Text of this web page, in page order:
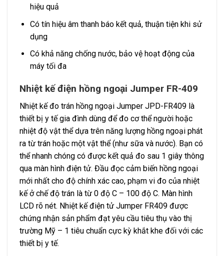
hiệu quả
Có tín hiệu âm thanh báo kết quả, thuận tiện khi sử
dụng
Có khả năng chống nước, bảo vệ hoạt động của
máy tối đa
Nhiệt kế điện hồng ngoại Jumper FR-409
Nhiệt kế đo trán hồng ngoại Jumper JPD-FR409 là
thiết bị y tế gia đình dùng để đo cơ thể người hoặc
nhiệt độ vật thể dựa trên năng lượng hồng ngoại phát
ra từ trán hoặc một vật thể (như sữa và nước). Bạn có
thể nhanh chóng có được kết quả đo sau 1 giây thông
qua màn hình điện tử. Đầu đọc cảm biến hồng ngoại
mới nhất cho độ chính xác cao, phạm vi đo của nhiệt
kế ở chế độ trán là từ 0 độ C – 100 độ C. Màn hình
LCD rõ nét. Nhiệt kế điện tử Jumper FR409 được
chứng nhận sản phẩm đạt yêu cầu tiêu thụ vào thị
trường Mỹ – 1 tiêu chuẩn cực kỳ khắt khe đối với các
thiết bị y tế.